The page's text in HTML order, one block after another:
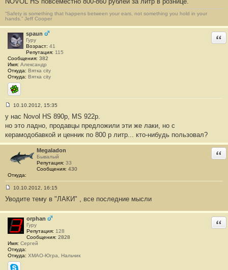
“Safety is something that happens between your ears, not something you hold in your
hands.” Jeff Cooper
spaun
Гуру
Возраст: 41
Репутация: 115
Сообщения: 382
Имя: Александр
Откуда: Вятка city
Откуда: Вятка city
ICQ
о
б
щ
е
н
е
10.10.2012, 15:35
у нас Novol HS 890р, MS 922р.
но это ладно, продавцы предложили эти же лаки, но с
керамодобавкой и ценник по 800 р литр... кто-нибудь пользовал?
Megaladon
Бывалый
Репутация: 33
Сообщения: 430
Откуда:
о
б
щ
е
н
и
е
#
9
10.10.2012, 16:15
Уводите тему в "ЛАКИ" , все последние мысли
orphan
Гуру
Репутация: 128
Сообщения: 2828
Имя: Сергей
Откуда:
Откуда: ХМАО-Югра, Нальчик